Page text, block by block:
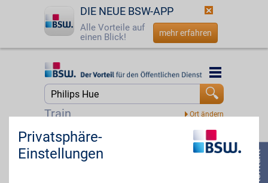
DIE NEUE BSW-APP
Alle Vorteile auf
einen Blick!
mehr erfahren
Startseite
Jetzt BSW-Mitglied werden
☎ 0800 - 279 25 82
Train
Startseite
Suche
BestChoice home&living Gutschein
Zuhause, so wie Sie es
Privatsphäre-
Einstellungen